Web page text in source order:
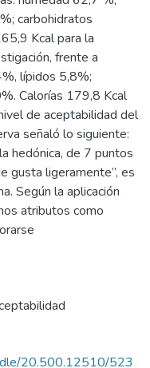
carbohidratos
Kcal para la
frente a
lípidos 5,8%;
Calorías 179,8 Kcal
de aceptabilidad del
señaló lo siguiente:
hedónica, de 7 puntos
gusta ligeramente”, es
Según la aplicación
atributos como
20.500.12510/523